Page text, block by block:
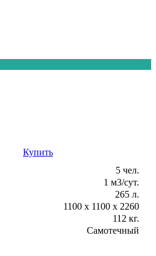
Купить
5 чел.
1 м3/сут.
265 л.
1100 х 1100 х 2260
112 кг.
Самотечный